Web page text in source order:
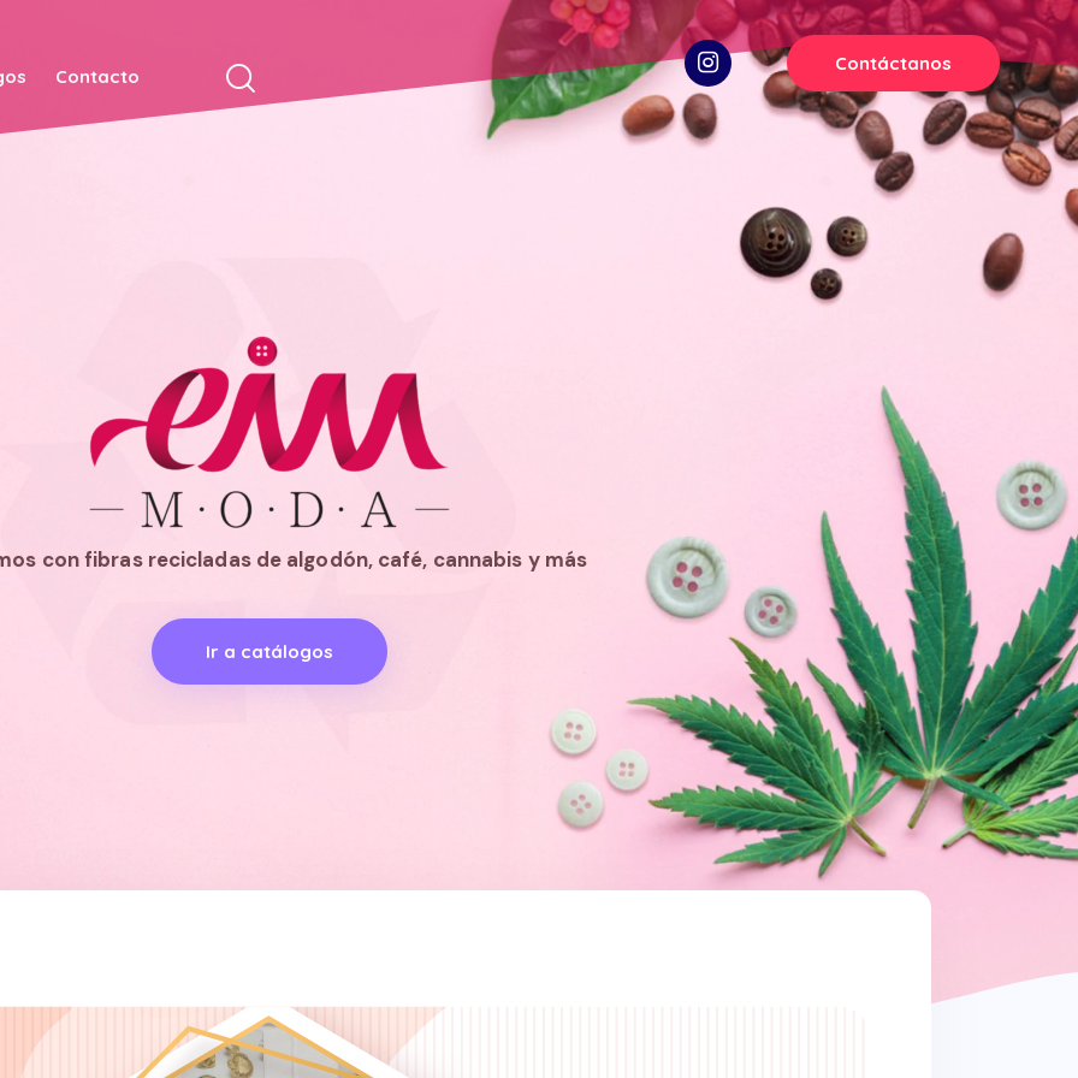
Contacto
Contáctanos
con fibras recicladas de algodón, café, cannabis y más
Ir a catálogos